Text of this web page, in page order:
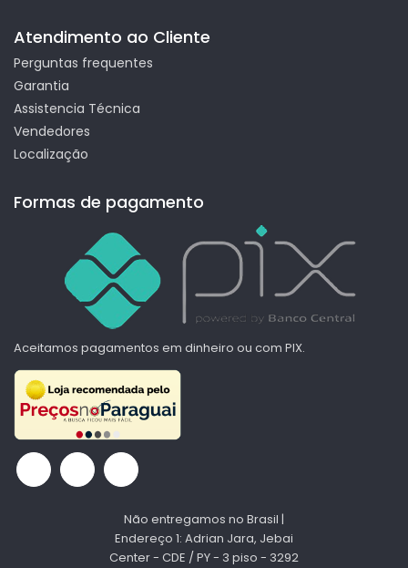
Atendimento ao Cliente
Perguntas frequentes
Garantia
Assistencia Técnica
Vendedores
Localização
Formas de pagamento
Aceitamos pagamentos em dinheiro ou com PIX.
Não entregamos no Brasil |
Endereço 1: Adrian Jara, Jebai
Center - CDE / PY - 3 piso - 3292